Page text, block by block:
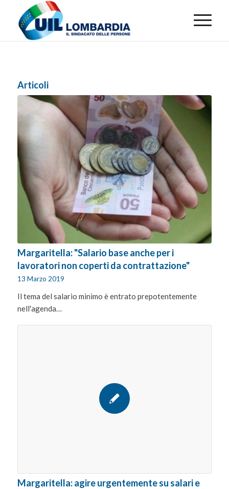
Articoli
Margaritella: "Salario base anche per i
lavoratori non coperti da contrattazione"
13 Marzo 2019
Il tema del salario minimo è entrato prepotentemente
nell'agenda…
Margaritella: agire urgentemente su salari e